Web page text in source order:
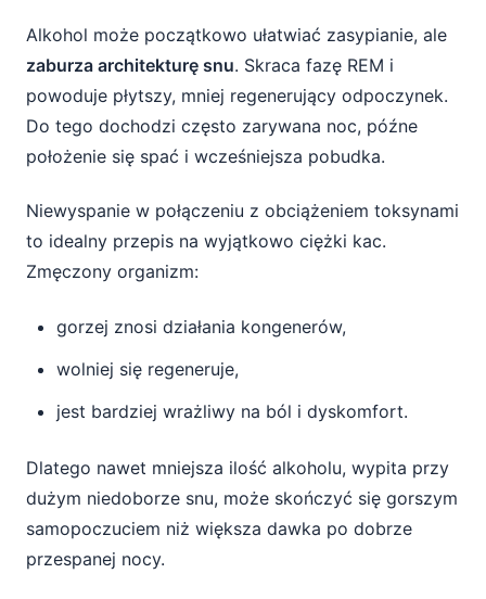
Alkohol może początkowo ułatwiać zasypianie, ale
zaburza architekturę snu. Skraca fazę REM i
powoduje płytszy, mniej regenerujący odpoczynek.
Do tego dochodzi często zarywana noc, późne
położenie się spać i wcześniejsza pobudka.
Niewyspanie w połączeniu z obciążeniem toksynami
to idealny przepis na wyjątkowo ciężki kac.
Zmęczony organizm:
gorzej znosi działania kongenerów,
wolniej się regeneruje,
jest bardziej wrażliwy na ból i dyskomfort.
Dlatego nawet mniejsza ilość alkoholu, wypita przy
dużym niedoborze snu, może skończyć się gorszym
samopoczuciem niż większa dawka po dobrze
przespanej nocy.